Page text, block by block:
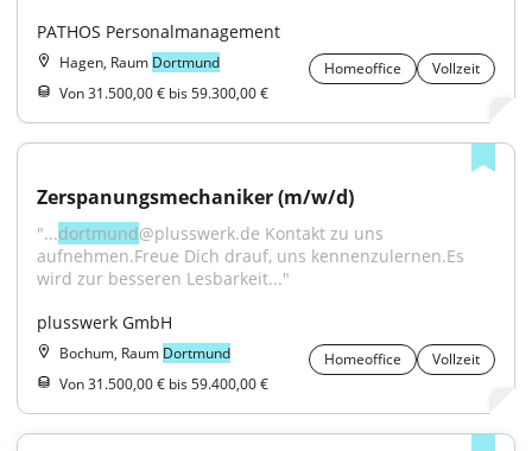
PATHOS Personalmanagement
Hagen, Raum Dortmund Homeoffice
Vollzeit
Von 31.500,00 € bis 59.300,00 €
Zerspanungsmechaniker (m/w/d)
"...dortmund@plusswerk.de Kontakt zu uns
aufnehmen.Freue Dich drauf, uns kennenzulernen.Es
wird zur besseren Lesbarkeit..."
plusswerk GmbH
Bochum, Raum Dortmund Homeoffice
Vollzeit
Von 31.500,00 € bis 59.400,00 €